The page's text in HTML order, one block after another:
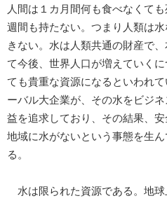
人間は１カ月間何も食べなくて
週間も持たない。つまり人類は
きない。水は人類共通の財産で
て今後、世界人口が増えていく
ても貴重な資源になるといわれ
ーバル大企業が、その水をビジ
益を追求しており、その結果、
地域に水がないという事態を生
る。
水は限られた資源である。地